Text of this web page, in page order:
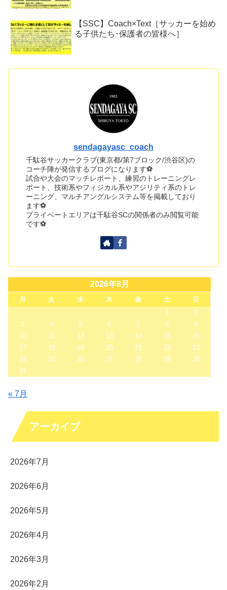
【SSC】Coach×Text［サッカーを始め
る子供たち･保護者の皆様へ］
sendagayasc_coach
千駄谷サッカークラブ(東京都/第7ブロック/渋谷区)の
コーチ陣が発信するブログになります⚽
試合や大会のマッチレポート、練習のトレーニングレ
ポート、技術系やフィジカル系やアジリティ系のトレ
ーニング、マルチアングルシステム等を掲載しており
ます⚽
プライベートエリアは千駄谷SCの関係者のみ閲覧可能
です⚽
2026年8月
月 火 水 木 金 土
日
1
2
3
4 5 6 7 8
9
10
11 12 13 14 15
16
17
18 19 20 21 22
23
24
25 26 27 28 29
30
31
« 7月
アーカイブ
2026年7月
2026年6月
2026年5月
2026年4月
2026年3月
2026年2月